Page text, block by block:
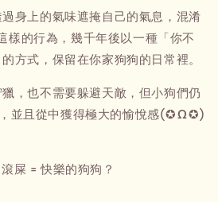
身上的氣味遮掩自己的氣息，混淆
樣的行為，幾千年後以一種「你不
方式，保留在你家狗狗的日常裡。
，也不需要躲避天敵，但小狗們仍
並且從中獲得極大的愉悅感(✪ω✪)
屎 = 快樂的狗狗？